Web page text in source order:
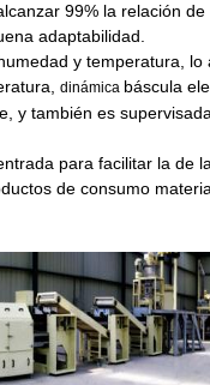
99% la relación
adaptabilidad.
y temperatura, lo
dinámica báscula
y también es
para facilitar la de
de consumo